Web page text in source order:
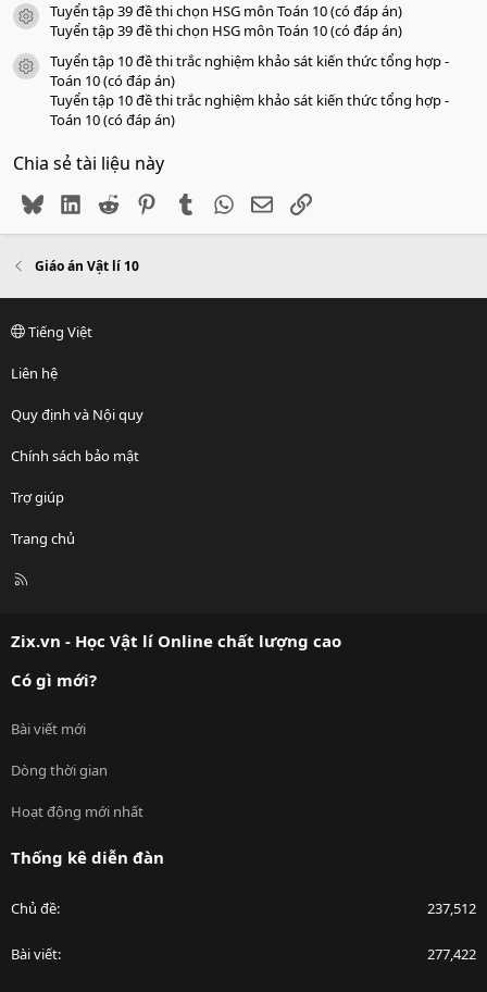
icon tài liệu
Tuyển tập 39 đề thi chọn HSG môn Toán 10 (có đáp án)
Tuyển tập 39 đề thi chọn HSG môn Toán 10 (có đáp án)
icon tài liệu
Tuyển tập 10 đề thi trắc nghiệm khảo sát kiến thức tổng hợp -
Toán 10 (có đáp án)
Tuyển tập 10 đề thi trắc nghiệm khảo sát kiến thức tổng hợp -
Toán 10 (có đáp án)
Chia sẻ tài liệu này
BlueskyLinkedIn
Reddit PinterestTumblr WhatsApp
EmailLink
Giáo án Vật lí 10
Tiếng Việt
Liên hệ
Quy định và Nội quy
Chính sách bảo mật
Trợ giúp
Trang chủ
R
Zix.vn - Học Vật lí Online chất lượng cao
Có gì mới?
Bài viết mới
Dòng thời gian
Hoạt động mới nhất
Thống kê diễn đàn
Chủ đề 237,512
Bài viết 277,422